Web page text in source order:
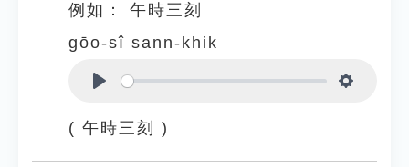
例如：
午時三刻
gōo-sî sann-khik
( 午時三刻 )